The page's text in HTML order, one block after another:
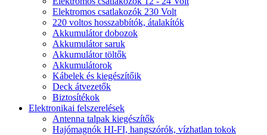
Elektromos csatlakozók 230 Volt
220 voltos hosszabbítók, átalakítók
Akkumulátor dobozok
Akkumulátor saruk
Akkumulátor töltők
Akkumulátorok
Kábelek és kiegészítőik
Deck átvezetők
Biztosítékok
Elektronikai felszerelések
Antenna talpak kiegészítők
Hajómagnók HI-FI, hangszórók, vízhatlan tokok